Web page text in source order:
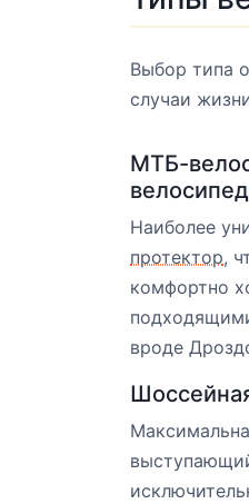
Выбор типа
случаи
МТБ-
Наиболее
протектор,
комфортно
вроде